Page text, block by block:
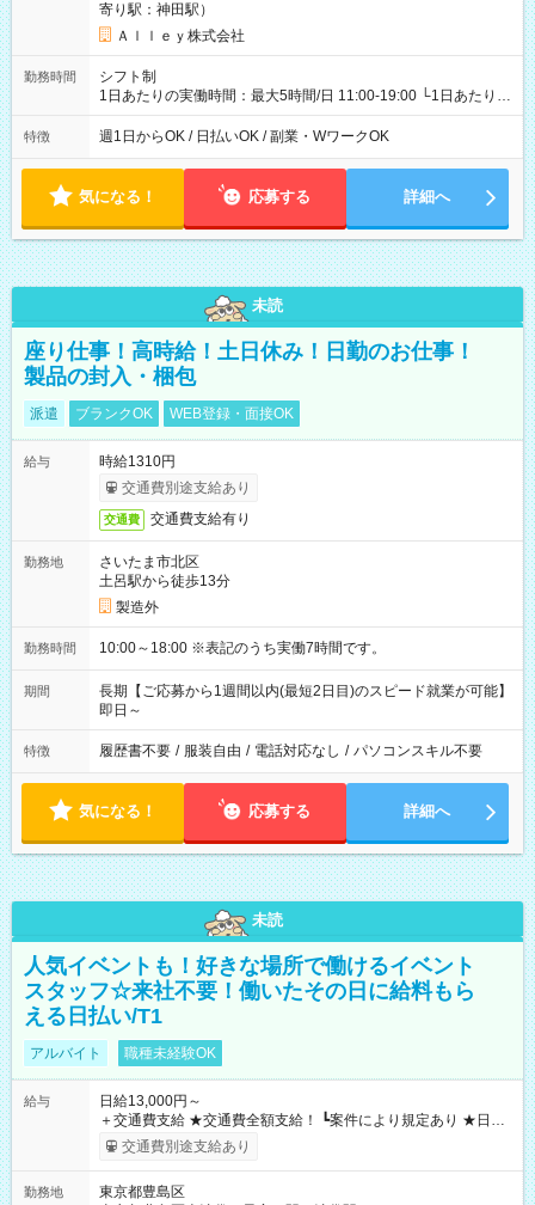
寄り駅：神田駅）
Ａｌｌｅｙ株式会社
勤務時間
シフト制
1日あたりの実働時間：最大5時間/日 11:00-19:00 └1日あたりの
実働時間：1-5時間 └上記の時間帯内であれば、いつでも勤務可
能！ └平日・土曜日の中で、お好きな曜日でご勤務いただけま
18:00 などのように、自由な働き方が可能なお仕事です！
特徴 週1日からOK / 日払いOK / 副業・WワークOK
気になる！ 応募する 詳細へ
未読
座り仕事！高時給！土日休み！日勤のお仕事！
製品の封入・梱包
派遣 ブランクOK WEB登録・面接OK
給与
時給1310円
交通費別途支給あり
交通費 交通費支給有り
勤務地
さいたま市北区
土呂駅から徒歩13分
製造外
勤務時間 10:00～18:00 ※表記のうち実働7時間です。
期間
長期【ご応募から1週間以内(最短2日目)のスピード就業が可能】
即日～
特徴 履歴書不要 / 服装自由 / 電話対応なし / パソコンスキル不要
気になる！ 応募する 詳細へ
未読
人気イベントも！好きな場所で働けるイベント
スタッフ☆来社不要！働いたその日に給料もら
える日払い/T1
アルバイト 職種未経験OK
給与
日給13,000円～
＋交通費支給 ★交通費全額支給！ ┗案件により規定あり ★日払
いOK！（規定あり） ┗働いたその日に現金GET♪ お仕事後はコ
ンビニATMから 日払い分を引き落とせます！ 【試用期間】試
交通費別途支給あり
勤務地
東京都豊島区